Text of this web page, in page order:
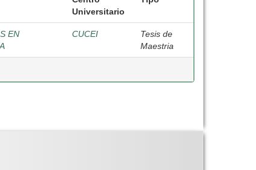
Universitario
EN
CUCEI
Tesis de
Maestria